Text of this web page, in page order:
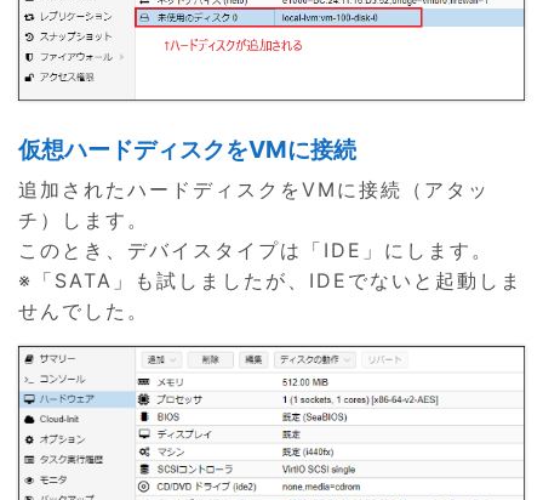
仮想ハードディスクをVMに接続
追加されたハードディスクをVMに接続（アタッ
チ）します。
このとき、デバイスタイプは「IDE」にします。
※「SATA」も試しましたが、IDEでないと起動しま
せんでした。